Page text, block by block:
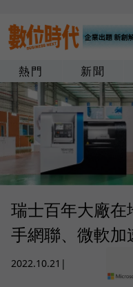
熱門 新聞
瑞士百年大廠
手網聯、微軟加
2022.10.21 |